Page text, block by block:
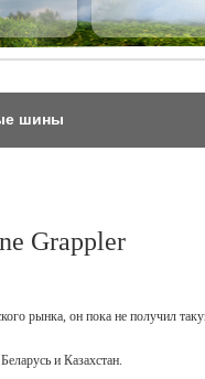
шины
Grappler
рынка, он пока не получил
и Казахстан.